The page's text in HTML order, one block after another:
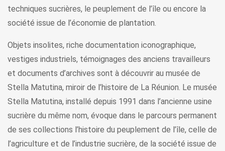
techniques sucrières, le peuplement de l’île ou encore la
société issue de l’économie de plantation.
Objets insolites, riche documentation iconographique,
vestiges industriels, témoignages des anciens travailleurs
et documents d’archives sont à découvrir au musée de
Stella Matutina, miroir de l’histoire de La Réunion. Le musée
Stella Matutina, installé depuis 1991 dans l’ancienne usine
sucrière du même nom, évoque dans le parcours permanent
de ses collections l’histoire du peuplement de l’île, celle de
l’agriculture et de l’industrie sucrière, de la société issue de